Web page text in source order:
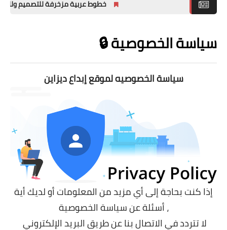
PSD جاهزه
خطوط عربية مزخرفة للتصميم
سياسة الخصوصية 🔒
سياسة الخصوصيه لموقع إبداع ديزاين
إذا كنت بحاجة إلى أي مزيد من المعلومات أو لديك أية
أسئلة عن سياسة الخصوصية ،